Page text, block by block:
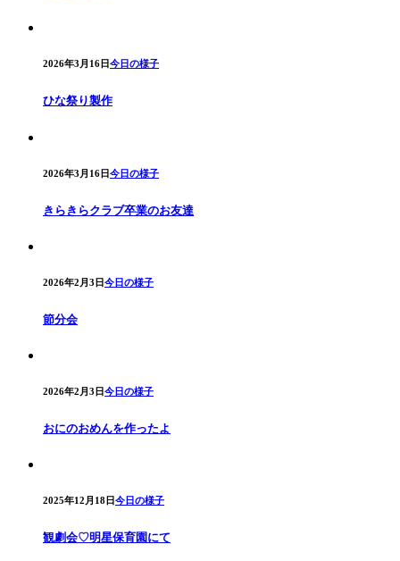
2026年3月16日今日の様子
ひな祭り製作
2026年3月16日今日の様子
きらきらクラブ卒業のお友達
2026年2月3日今日の様子
節分会
2026年2月3日今日の様子
おにのおめんを作ったよ
2025年12月18日今日の様子
観劇会♡明星保育園にて